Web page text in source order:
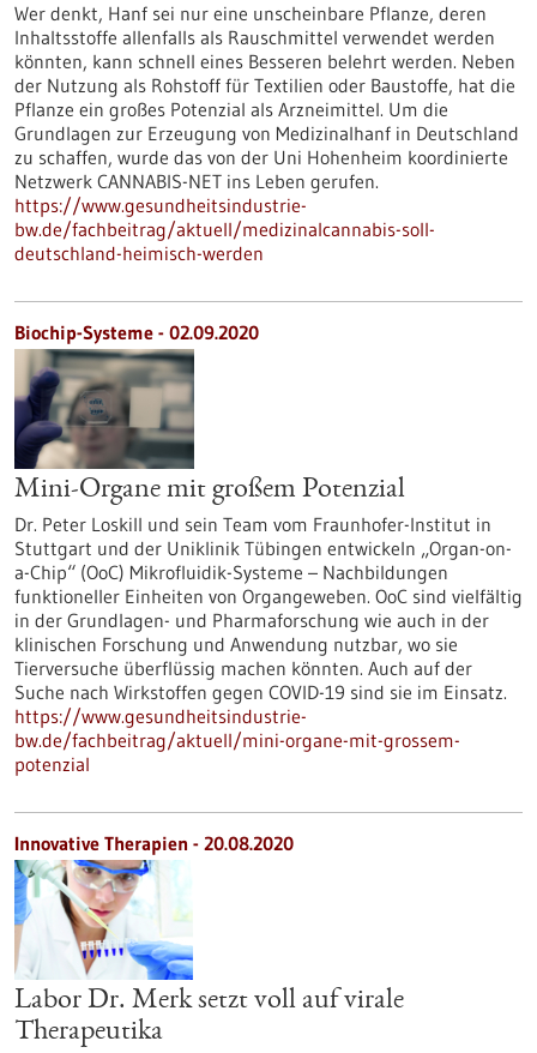
Wer denkt, Hanf sei nur eine unscheinbare Pflanze, deren
Inhaltsstoffe allenfalls als Rauschmittel verwendet werden
könnten, kann schnell eines Besseren belehrt werden. Neben
der Nutzung als Rohstoff für Textilien oder Baustoffe, hat die
Pflanze ein großes Potenzial als Arzneimittel. Um die
Grundlagen zur Erzeugung von Medizinalhanf in Deutschland
zu schaffen, wurde das von der Uni Hohenheim koordinierte
Netzwerk CANNABIS-NET ins Leben gerufen.
https://www.gesundheitsindustrie-
bw.de/fachbeitrag/aktuell/medizinalcannabis-soll-
deutschland-heimisch-werden
Biochip-Systeme - 02.09.2020
Mini-Organe mit großem Potenzial
Dr. Peter Loskill und sein Team vom Fraunhofer-Institut in
Stuttgart und der Uniklinik Tübingen entwickeln „Organ-on-
a-Chip“ (OoC) Mikrofluidik-Systeme – Nachbildungen
funktioneller Einheiten von Organgeweben. OoC sind vielfältig
in der Grundlagen- und Pharmaforschung wie auch in der
klinischen Forschung und Anwendung nutzbar, wo sie
Tierversuche überflüssig machen könnten. Auch auf der
Suche nach Wirkstoffen gegen COVID-19 sind sie im Einsatz.
https://www.gesundheitsindustrie-
bw.de/fachbeitrag/aktuell/mini-organe-mit-grossem-
potenzial
Innovative Therapien - 20.08.2020
Labor Dr. Merk setzt voll auf virale
Therapeutika